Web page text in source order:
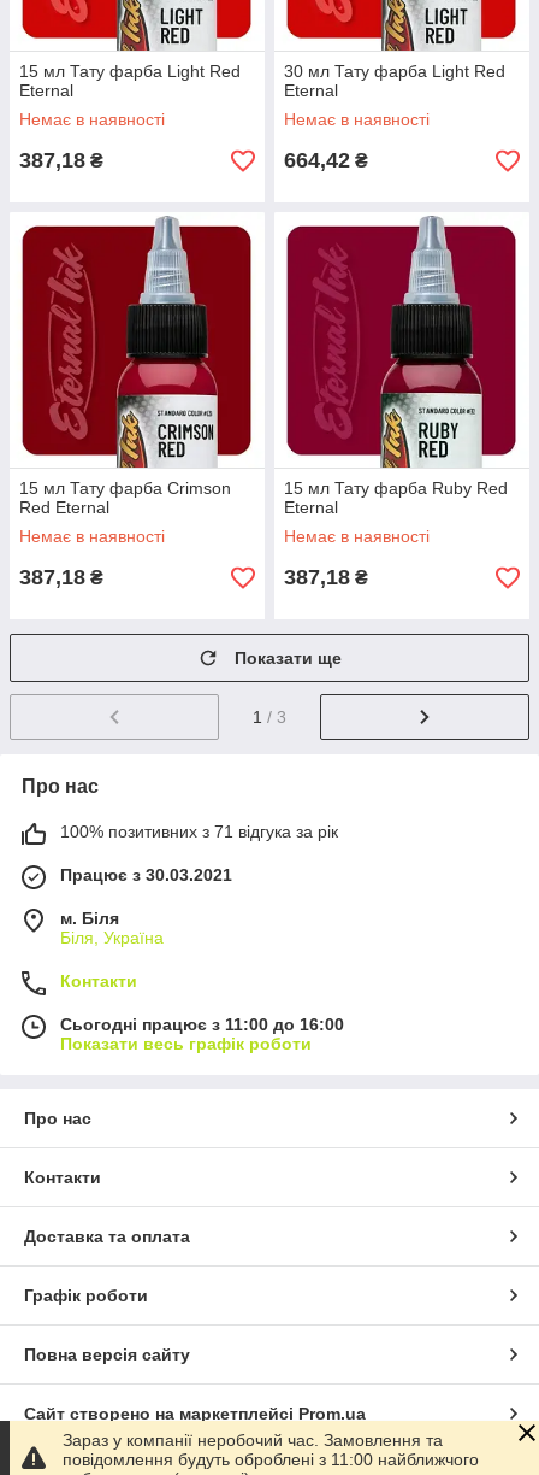
15 мл Тату фарба Light Red
Eternal
Немає в наявності
387,18 ₴
30 мл Тату фарба Light Red
Eternal
Немає в наявності
664,42 ₴
15 мл Тату фарба Crimson
Red Eternal
Немає в наявності
387,18 ₴
15 мл Тату фарба Ruby Red
Eternal
Немає в наявності
387,18 ₴
Показати ще
1 / 3
Про нас
100% позитивних з 71 відгука за рік
Працює з 30.03.2021
м. Біля
Біля, Україна
Контакти
Сьогодні працює з 11:00 до 16:00
Показати весь графік роботи
Про нас
Контакти
Доставка та оплата
Графік роботи
Повна версія сайту
Сайт створено на маркетплейсі Prom.ua
Зараз у компанії неробочий час. Замовлення та
повідомлення будуть оброблені з 11:00 найближчого